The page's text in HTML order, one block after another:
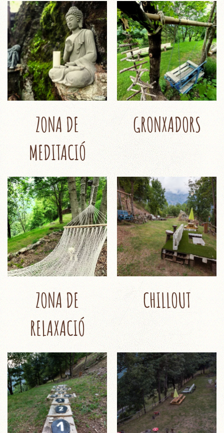
ZONA DE
MEDITACIÓ
GRONXADORS
ZONA DE
RELAXACIÓ
CHILLOUT